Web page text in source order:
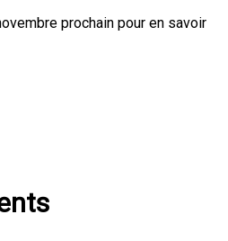
prochain pour en savoir